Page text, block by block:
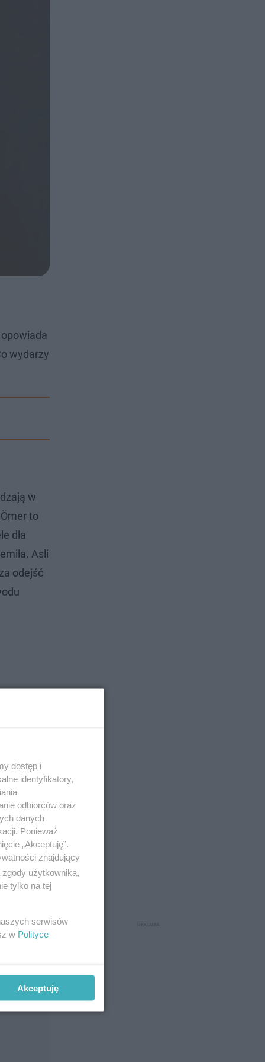
wydarzy
w
to
dla
Asli
odejść
dostęp i
identyfikatory,
odbiorców oraz
danych
Ponieważ
„Akceptuję”.
znajdujący
użytkownika,
tylko na tej
serwisów
w Polityce
Akceptuję